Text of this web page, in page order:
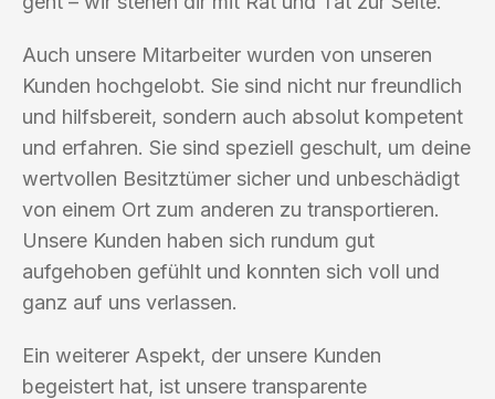
Auch unsere Mitarbeiter wurden von unseren
Kunden hochgelobt. Sie sind nicht nur freundlich
und hilfsbereit, sondern auch absolut kompetent
und erfahren. Sie sind speziell geschult, um deine
wertvollen Besitztümer sicher und unbeschädigt
von einem Ort zum anderen zu transportieren.
Unsere Kunden haben sich rundum gut
aufgehoben gefühlt und konnten sich voll und
ganz auf uns verlassen.
Ein weiterer Aspekt, der unsere Kunden
begeistert hat, ist unsere transparente